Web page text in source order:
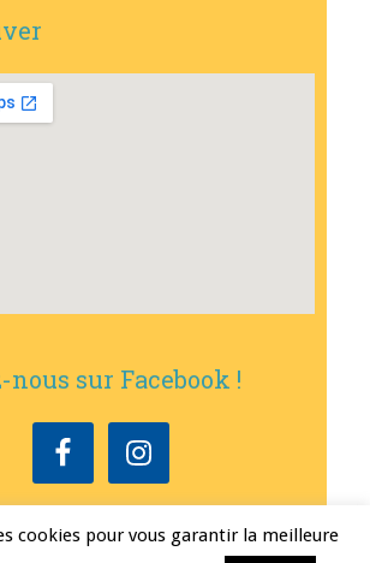
nous sur Facebook !
Mairie de Bouxwiller • Conception
cookies pour vous garantir la meilleure